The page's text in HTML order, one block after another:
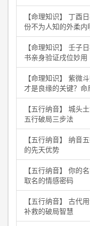
【命理知识】 丁酉
份不为人知的外柔内
【命理知识】 壬子
书亲身验证戌位妙用
【命理知识】 紫微
才是良缘的关键？命
【五行纳音】 城头
五行破局三步法
【五行纳音】 纳音
的先天优势
【五行纳音】 你的
取名的情感密码
【五行纳音】 古代
补救的破局智慧